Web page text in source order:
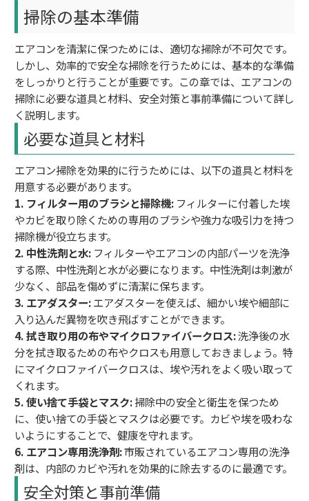
掃除の基本準備
エアコンを清潔に保つためには、適切な掃除が不可欠です。
しかし、効率的で安全な掃除を行うためには、基本的な準備
をしっかりと行うことが重要です。この章では、エアコンの
掃除に必要な道具と材料、安全対策と事前準備について詳し
く説明します。
必要な道具と材料
エアコン掃除を効果的に行うためには、以下の道具と材料を
用意する必要があります。
1. フィルター用のブラシと掃除機: フィルターに付着した埃
やカビを取り除くための専用のブラシや強力な吸引力を持つ
掃除機が役立ちます。
2. 中性洗剤と水: フィルターやエアコンの内部パーツを洗浄
する際、中性洗剤と水が必要になります。中性洗剤は刺激が
少なく、部品を傷めずに清潔に保ちます。
3. エアダスター:エアダスターを使えば、細かい埃や細部に
入り込んだ異物を吹き飛ばすことができます。
4. 拭き取り用の布やマイクロファイバークロス:洗浄後の水
分を拭き取るための布やクロスも用意しておきましょう。特
にマイクロファイバークロスは、埃や汚れをよく吸い取って
くれます。
5. 使い捨て手袋とマスク:掃除中の安全と衛生を保つため
に、使い捨ての手袋とマスクは必要です。カビや埃を吸わな
いようにすることで、健康を守れます。
6. エアコン専用洗浄剤:市販されているエアコン専用の洗浄
剤は、内部のカビや汚れを効果的に除去するのに最適です。
安全対策と事前準備